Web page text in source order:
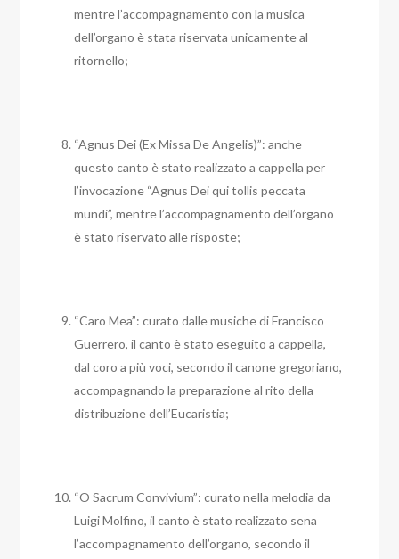
mentre l’accompagnamento con la musica
dell’organo è stata riservata unicamente al
ritornello;
“Agnus Dei (Ex Missa De Angelis)”: anche
questo canto è stato realizzato a cappella per
l’invocazione “Agnus Dei qui tollis peccata
mundi”, mentre l’accompagnamento dell’organo
è stato riservato alle risposte;
“Caro Mea”: curato dalle musiche di Francisco
Guerrero, il canto è stato eseguito a cappella,
dal coro a più voci, secondo il canone gregoriano,
accompagnando la preparazione al rito della
distribuzione dell’Eucaristia;
“O Sacrum Convivium”: curato nella melodia da
Luigi Molfino, il canto è stato realizzato sena
l’accompagnamento dell’organo, secondo il